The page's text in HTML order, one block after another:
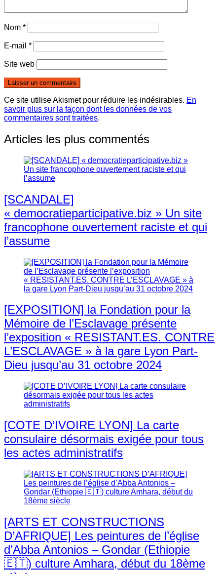
Nom *
E-mail *
Site web
Ce site utilise Akismet pour réduire les indésirables. En
savoir plus sur la façon dont les données de vos
commentaires sont traitées.
Articles les plus commentés
[SCANDALE]
« democratieparticipative.biz » Un site
francophone ouvertement raciste et qui
l’assume
[EXPOSITION] la Fondation pour la
Mémoire de l’Esclavage présente
l’exposition « RESISTANT.ES. CONTRE
L’ESCLAVAGE » à la gare Lyon Part-
Dieu jusqu’au 31 octobre 2024
[COTE D’IVOIRE LYON] La carte
consulaire désormais exigée pour tous
les actes administratifs
[ARTS ET CONSTRUCTIONS
D’AFRIQUE] Les peintures de l’église
d’Abba Antonios – Gondar (Ethiopie
🇪🇹) culture Amhara, début du 18ème